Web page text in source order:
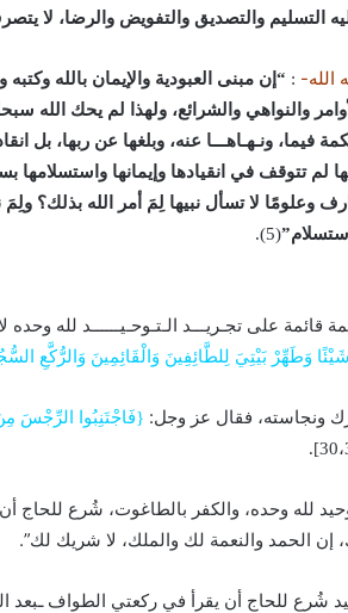
التسليم والتصديق والتفويض والرضا، لا
الله- : “إن مبنى العبودية والإيمان بالله
والنواهي والشرائع، ولهذا لم يحك الله
فيما، ونـهـاهـــا عنه، وبلغها عن ربها،
لم تتوقف في انقيادها وإيمانها
وعلومًا لا تسأل نبيها لِمَ أمر الله بذلك؟
(5).
قائمة على تجـريـــد الـتـوحـيــــــد لله
وَطَهِّرْ بَيْتِيَ لِلطَّائِفِينَ وَالْقَائِمِينَ وَالرُّكَّعِ
ونجاسته، فقال عز وجل: {فَاجْتَنِبُوا الرِّجْسَ مِنَ
لله وحده، والكفر بالطاغوت، شُرع للحاج أن
إن الحمد والنعمة لك والملك، لا شريك لك”.
شُرع للحاج أن يقرأ في ركعتي الطواف ـبعد